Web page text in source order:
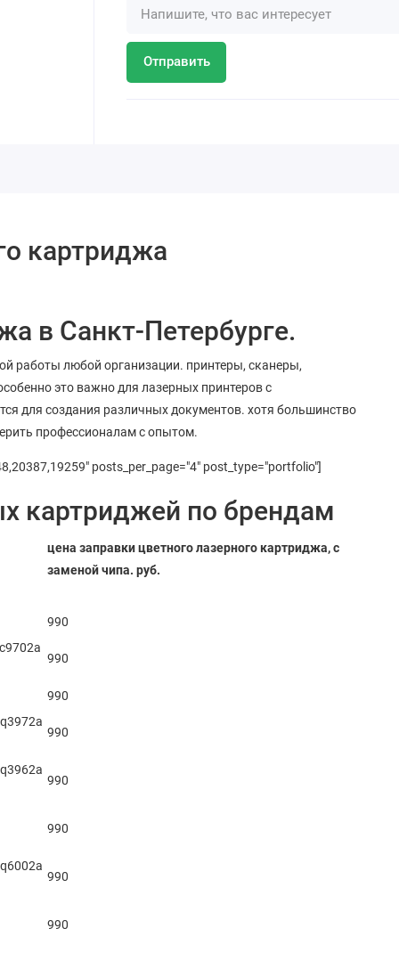
Отправить
картриджа
в Санкт-Петербурге.
работы любой организации. принтеры, сканеры,
это важно для лазерных принтеров с
для создания различных документов. хотя большинство
профессионалам с опытом.
posts_per_page="4" post_type="portfolio"]
картриджей по брендам
цена заправки цветного лазерного картриджа, с
заменой чипа. руб.
990
990
990
990
990
990
990
990